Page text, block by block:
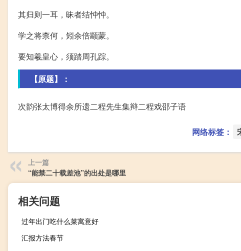
其归则一耳，昧者结忡忡。
学之将柰何，矧余倍颛蒙。
要知羲皇心，须踏周孔踪。
【原题】：
次韵张太博得余所遗二程先生集辩二程戏邵子语
网络标签：
上一篇
“能禁二十载差池”的出处是哪里
相关问题
过年出门吃什么菜寓意好
汇报方法春节